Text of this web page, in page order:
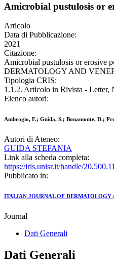
Amicrobial pustulosis or
Articolo
Data di Pubblicazione:
2021
Citazione:
Amicrobial pustulosis or erosive
DERMATOLOGY AND
Tipologia CRIS:
1.1.2. Articolo in Rivista - Letter,
Elenco autori:
Ambrogio, F.; Guida, S.; Bonamonte, D.;
Autori di Ateneo:
GUIDA STEFANIA
Link alla scheda completa:
https://iris.unisr.it/handle/
Pubblicato in:
ITALIAN JOURNAL OF DERMATOLOGY
Journal
Dati Generali
Dati Generali